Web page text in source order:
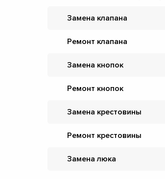
Замена клапана
Ремонт клапана
Замена кнопок
Ремонт кнопок
Замена крестовины
Ремонт крестовины
Замена люка